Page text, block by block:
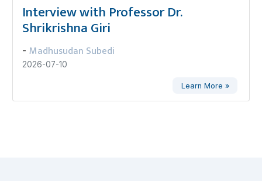
Interview with Professor Dr.
Shrikrishna Giri
- Madhusudan Subedi
2026-07-10
Learn More »